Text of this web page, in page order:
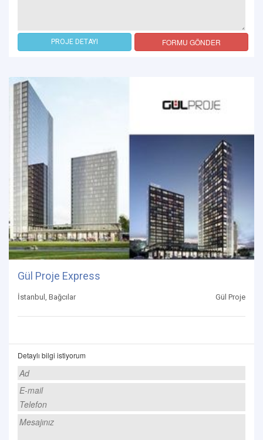
PROJE DETAYI FORMU GÖNDER
Gül Proje Express
İstanbul, Bağcılar Gül Proje
Detaylı bilgi istiyorum